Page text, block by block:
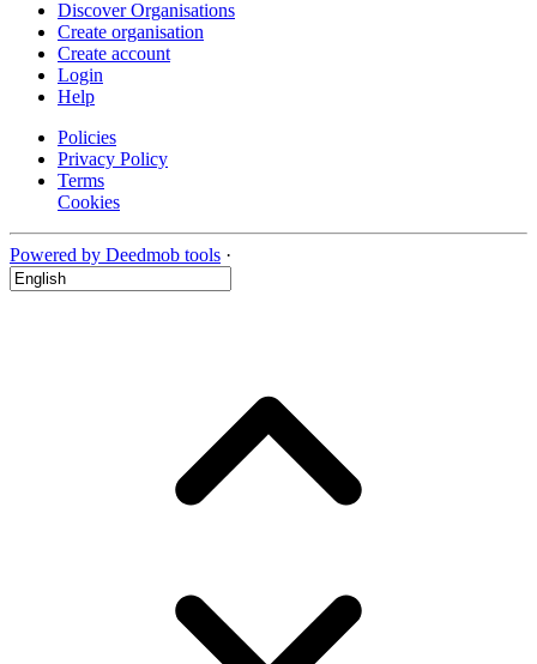
Discover Organisations
Create organisation
Create account
Login
Help
Policies
Privacy Policy
Terms
Cookies
Powered by Deedmob tools ·